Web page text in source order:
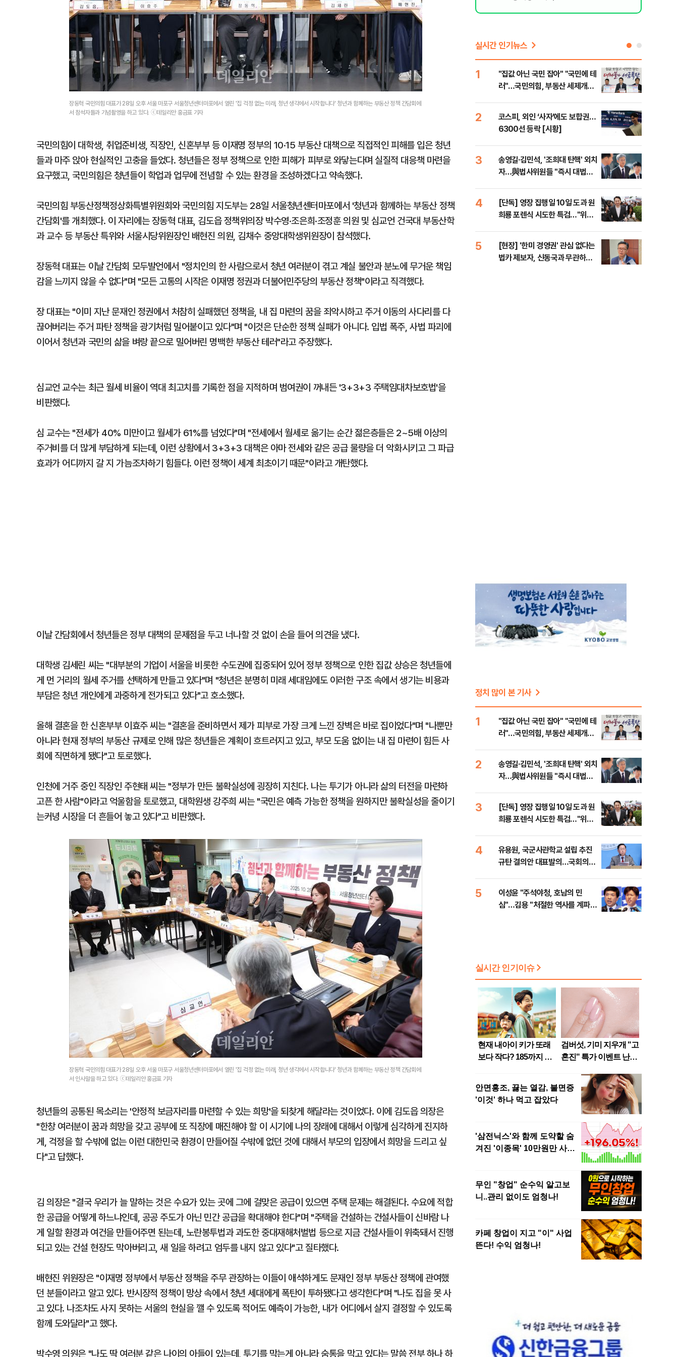
장동혁 국민의힘 대표가 28일 오후 서울 마포구 서울청년센터마포에서 열린 '집 걱정 없는 미래, 청년 생각에서 시작합니다' 청년과 함꼐하는 부동산 정책 간담회에
서 참석자들과 기념촬영을 하고 있다. ⓒ데일리안 홍금표 기자
국민의힘이 대학생, 취업준비생, 직장인, 신혼부부 등 이재명 정부의 10·15 부동산 대책으로 직접적인 피해를 입은 청년
들과 마주 앉아 현실적인 고충을 들었다. 청년들은 정부 정책으로 인한 피해가 피부로 와닿는다며 실질적 대응책 마련을
요구했고, 국민의힘은 청년들이 학업과 업무에 전념할 수 있는 환경을 조성하겠다고 약속했다.
국민의힘 부동산정책정상화특별위원회와 국민의힘 지도부는 28일 서울청년센터마포에서 '청년과 함께하는 부동산 정책
간담회'를 개최했다. 이 자리에는 장동혁 대표, 김도읍 정책위의장 박수영·조은희·조정훈 의원 및 심교언 건국대 부동산학
과 교수 등 부동산 특위와 서울시당위원장인 배현진 의원, 김채수 중앙대학생위원장이 참석했다.
장동혁 대표는 이날 간담회 모두발언에서 "정치인의 한 사람으로서 청년 여러분이 겪고 계실 불안과 분노에 무거운 책임
감을 느끼지 않을 수 없다"며 "모든 고통의 시작은 이재명 정권과 더불어민주당의 부동산 정책"이라고 직격했다.
장 대표는 "이미 지난 문재인 정권에서 처참히 실패했던 정책을, 내 집 마련의 꿈을 죄악시하고 주거 이동의 사다리를 다
끊어버리는 주거 파탄 정책을 광기처럼 밀어붙이고 있다"며 "이것은 단순한 정책 실패가 아니다. 입법 폭주, 사법 파괴에
이어서 청년과 국민의 삶을 벼랑 끝으로 밀어버린 명백한 부동산 테러"라고 주장했다.
심교언 교수는 최근 월세 비율이 역대 최고치를 기록한 점을 지적하며 범여권이 꺼내든 '3+3+3 주택임대차보호법'을
비판했다.
심 교수는 "전세가 40% 미만이고 월세가 61%를 넘었다"며 "전세에서 월세로 옮기는 순간 젊은층들은 2~5배 이상의
주거비를 더 많게 부담하게 되는데, 이런 상황에서 3+3+3 대책은 아마 전세와 같은 공급 물량을 더 악화시키고 그 파급
효과가 어디까지 갈 지 가늠조차하기 힘들다. 이런 정책이 세계 최초이기 때문"이라고 개탄했다.
이날 간담회에서 청년들은 정부 대책의 문제점을 두고 너나할 것 없이 손을 들어 의견을 냈다.
대학생 김세린 씨는 "대부분의 기업이 서울을 비롯한 수도권에 집중되어 있어 정부 정책으로 인한 집값 상승은 청년들에
게 먼 거리의 월세 주거를 선택하게 만들고 있다"며 "청년은 분명히 미래 세대임에도 이러한 구조 속에서 생기는 비용과
부담은 청년 개인에게 과중하게 전가되고 있다"고 호소했다.
올해 결혼을 한 신혼부부 이효주 씨는 "결혼을 준비하면서 제가 피부로 가장 크게 느낀 장벽은 바로 집이었다"며 "나뿐만
아니라 현재 정부의 부동산 규제로 인해 많은 청년들은 계획이 흐트러지고 있고, 부모 도움 없이는 내 집 마련이 힘든 사
회에 직면하게 됐다"고 토로했다.
인천에 거주 중인 직장인 주현태 씨는 "정부가 만든 불확실성에 굉장히 지친다. 나는 투기가 아니라 삶의 터전을 마련하
고픈 한 사람"이라고 억울함을 토로했고, 대학원생 강주희 씨는 "국민은 예측 가능한 정책을 원하지만 불확실성을 줄이기
는커녕 시장을 더 흔들어 놓고 있다"고 비판했다.
장동혁 국민의힘 대표가 28일 오후 서울 마포구 서울청년센터마포에서 열린 '집 걱정 없는 미래, 청년 생각에서 시작합니다' 청년과 함꼐하는 부동산 정책 간담회에
서 인사말을 하고 있다. ⓒ데일리안 홍금표 기자
청년들의 공통된 목소리는 '안정적 보금자리를 마련할 수 있는 희망'을 되찾게 해달라는 것이었다. 이에 김도읍 의장은
"한창 여러분이 꿈과 희망을 갖고 공부에 또 직장에 매진해야 할 이 시기에 나의 장래에 대해서 이렇게 심각하게 진지하
게, 걱정을 할 수밖에 없는 이런 대한민국 환경이 만들어질 수밖에 없던 것에 대해서 부모의 입장에서 희망을 드리고 싶
다"고 답했다.
김 의장은 "결국 우리가 늘 말하는 것은 수요가 있는 곳에 그에 걸맞은 공급이 있으면 주택 문제는 해결된다. 수요에 적합
한 공급을 어떻게 하느냐인데, 공공 주도가 아닌 민간 공급을 확대해야 한다"며 "주택을 건설하는 건설사들이 신바람 나
게 일할 환경과 여건을 만들어주면 된는데, 노란봉투법과 과도한 중대재해처벌법 등으로 지금 건설사들이 위축돼서 진행
되고 있는 건설 현장도 막아버리고, 새 일을 하려고 엄두를 내지 않고 있다"고 질타했다.
배현진 위원장은 "이재명 정부에서 부동산 정책을 주무 관장하는 이들이 애석하게도 문재인 정부 부동산 정책에 관여했
던 분들이라고 알고 있다. 반시장적 정책이 망상 속에서 청년 세대에게 폭탄이 투하됐다고 생각한다"며 "나도 집을 못 사
고 있다. 나조차도 사지 못하는 서울의 현실을 깰 수 있도록 적어도 예측이 가능한, 내가 어디에서 살지 결정할 수 있도록
함께 도와달라"고 했다.
박수영 의원은 "나도 딱 여러분 같은 나이의 아들이 있는데, 투기를 막는게 아니라 숨통을 막고 있다는 말씀 전부 하나 하
실시간 인기뉴스
1
"집값 아닌 국민 잡아" "국민에 테
러"…국민의힘, 부동산 세제개편
2
코스피, 외인 ‘사자’에도 보합권…
6300선 등락 [시황]
3
송영길·김민석, '조희대 탄핵' 외치
자…與법사위원들 "즉시 대법관
4
[단독] 영장 집행일 10일 도과 원
희룡 포렌식 시도한 특검…"위법
5
[현장] '한미 경영권' 관심 없다는
법카 제보자, 신동국과 무관하다
정치 많이 본 기사
1
"집값 아닌 국민 잡아" "국민에 테
러"…국민의힘, 부동산 세제개편
2
송영길·김민석, '조희대 탄핵' 외치
자…與법사위원들 "즉시 대법관
3
[단독] 영장 집행일 10일 도과 원
희룡 포렌식 시도한 특검…"위법
4
유용원, 국군사관학교 설립 추진
규탄 결의안 대표발의…국회의원
5
이성윤 "주석야청, 호남의 민
심"…김용 "처절한 역사를 계파선